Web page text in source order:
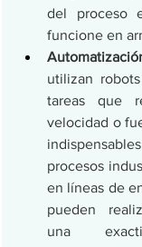
del proceso
funcione en
utilizan
tareas que
velocidad o
procesos
en líneas de
pueden
una